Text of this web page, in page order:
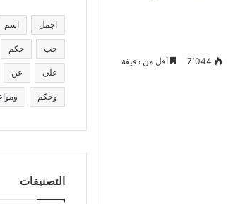
7٬044 أقل من دقيقة
اجمل اسم
حب حكم
على عن
وحكم
التصنيفات